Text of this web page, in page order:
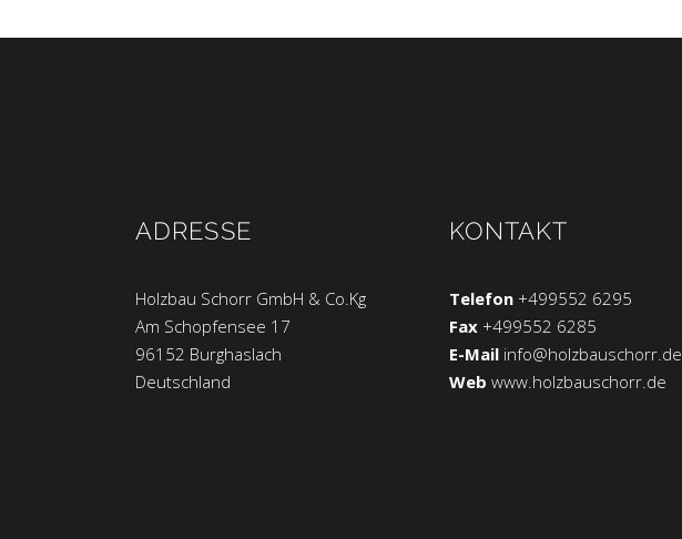
ADRESSE
Holzbau Schorr GmbH & Co.Kg
Am Schopfensee 17
96152 Burghaslach
Deutschland
KONTAKT
Telefon +499552 6295
Fax+499552 6285
E-Mail info@holzbauschorr.de
Web www.holzbauschorr.de